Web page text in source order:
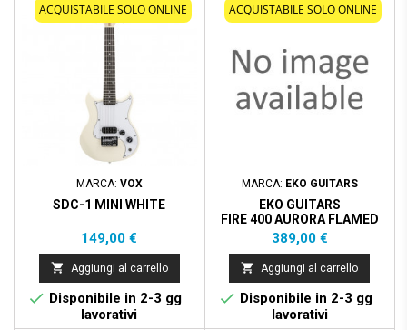
ACQUISTABILE SOLO ONLINE
MARCA: VOX
SDC-1 MINI WHITE
Prezzo
149,00 €
 Aggiungi al carrello
 Disponibile in 2-3 gg
lavorativi
ACQUISTABILE SOLO ONLINE
MARCA: EKO GUITARS
EKO GUITARS
FIRE 400 AURORA FLAMED
GREY BURST
Prezzo
389,00 €
 Aggiungi al carrello
 Disponibile in 2-3 gg
lavorativi